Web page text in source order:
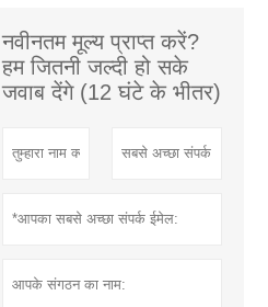
नवीनतम मूल्य प्राप्त करें?
हम जितनी जल्दी हो सके
जवाब देंगे (12 घंटे के भीतर)